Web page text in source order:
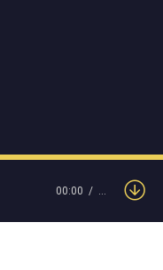
00:00 …